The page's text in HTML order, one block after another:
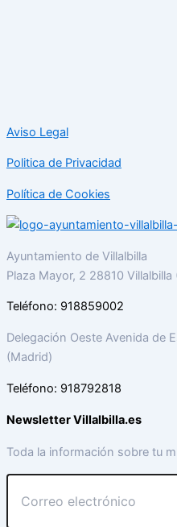
Aviso Legal
Politica de Privacidad
Política de Cookies
Ayuntamiento de Villalbilla
Plaza Mayor, 2 28810 Villalbilla
Teléfono: 918859002
Delegación Oeste Avenida de
(Madrid)
Teléfono: 918792818
Newsletter Villalbilla.es
Toda la información sobre tu